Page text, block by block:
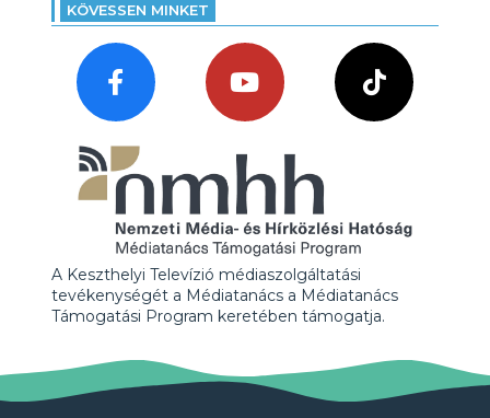
KÖVESSEN MINKET
A Keszthelyi Televízió médiaszolgáltatási
tevékenységét a Médiatanács a Médiatanács
Támogatási Program keretében támogatja.